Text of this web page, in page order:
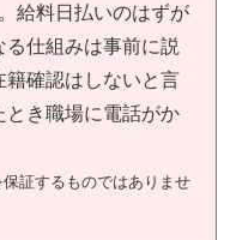
給料日払いのはずが
仕組みは事前に説
籍確認はしないと言
とき職場に電話がか
証するものではありませ